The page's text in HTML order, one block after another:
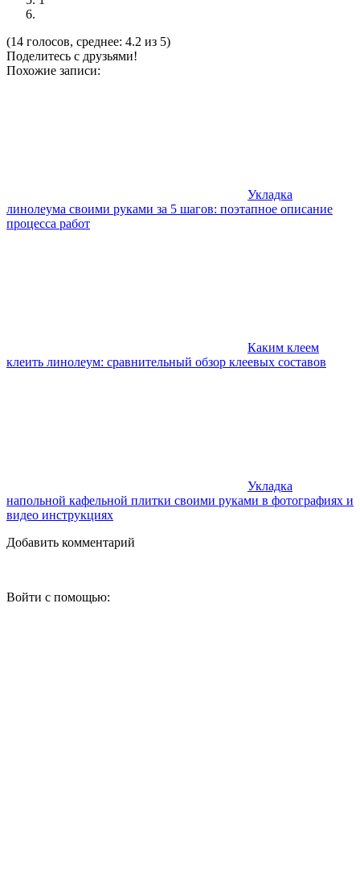
(14 голосов, среднее: 4.2 из 5)
Поделитесь с друзьями!
Похожие записи:
Укладка
линолеума своими руками за 5 шагов: поэтапное описание
процесса работ
Каким клеем
клеить линолеум: сравнительный обзор клеевых составов
Укладка
напольной кафельной плитки своими руками в фотографиях и
видео инструкциях
Добавить комментарий
Войти с помощью: